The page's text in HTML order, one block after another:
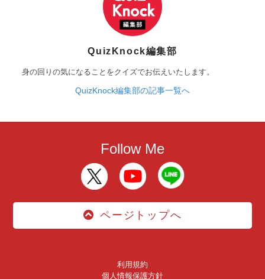
QuizKnock編集部
身の回りの気になることをクイズでお伝えいたします。
QuizKnock編集部の記事一覧へ
Follow Me
ページトップへ
利用規約
個人情報保護方針